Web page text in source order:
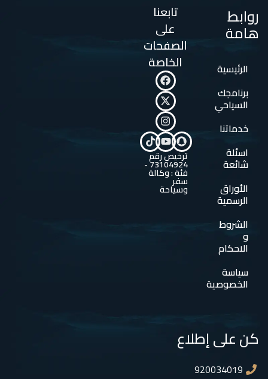
روابط
هامة
الرئيسية
برنامجك
السياحي
خدماتنا
اسئلة
شائعة
الأوراق
الرسمية
الشروط
و
الاحكام
سياسة
الخصوصية
تابعنا
على
الصفحات
الخاصة
ترخيص رقم
73104924 -
فئة : وكالة
سفر
وسياحة
كن على إطلاع
920034019